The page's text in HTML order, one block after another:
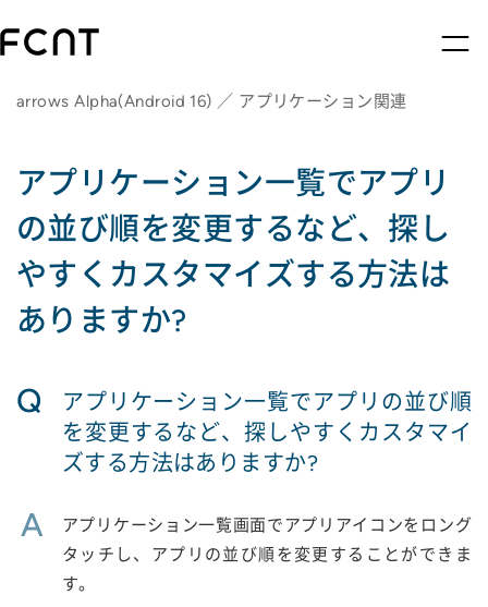
arrows Alpha(Android 16) ／ アプリケーション関連
アプリケーション一覧でアプリ
の並び順を変更するなど、探し
やすくカスタマイズする方法は
ありますか?
Q
アプリケーション一覧でアプリの並び順
を変更するなど、探しやすくカスタマイ
ズする方法はありますか?
A
アプリケーション一覧画面でアプリアイコンをロング
タッチし、アプリの並び順を変更することができま
す。